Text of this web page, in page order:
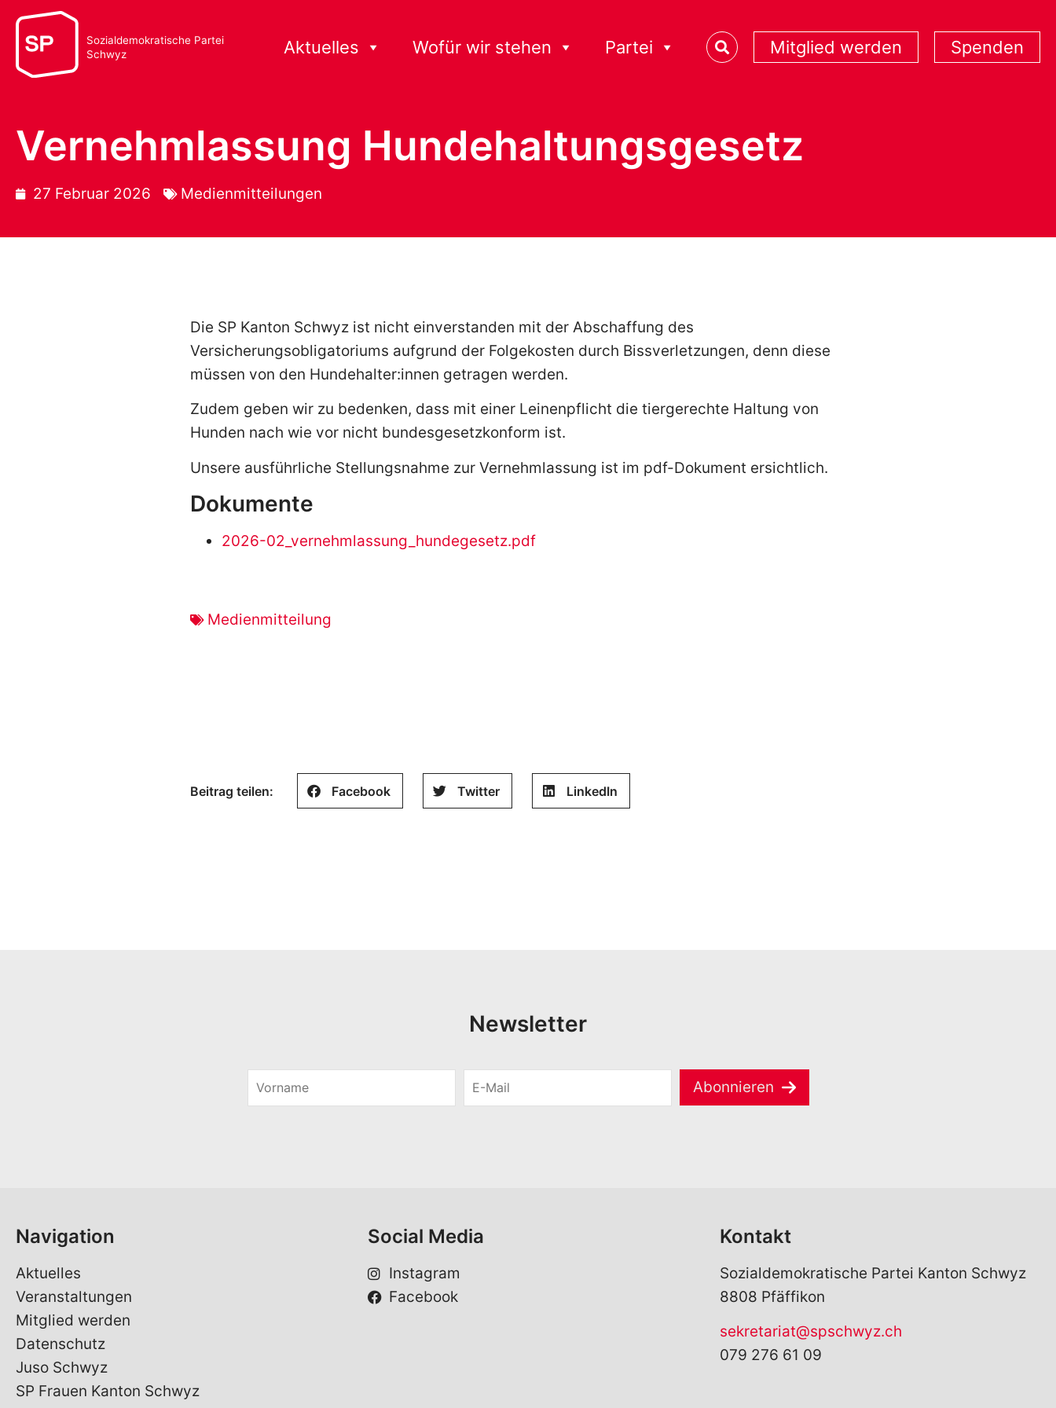
Sozialdemokratische Partei
Schwyz
Aktuelles Wofür wir stehen Partei Mitglied werden Spenden
Vernehmlassung Hundehaltungsgesetz
27 Februar 2026 Medienmitteilungen
Die SP Kanton Schwyz ist nicht einverstanden mit der Abschaffung des
Versicherungsobligatoriums aufgrund der Folgekosten durch Bissverletzungen, denn diese
müssen von den Hundehalter:innen getragen werden.
Zudem geben wir zu bedenken, dass mit einer Leinenpflicht die tiergerechte Haltung von
Hunden nach wie vor nicht bundesgesetzkonform ist.
Unsere ausführliche Stellungsnahme zur Vernehmlassung ist im pdf-Dokument ersichtlich.
Dokumente
2026-02_vernehmlassung_hundegesetz.pdf
Medienmitteilung
Beitrag teilen: Facebook Twitter LinkedIn
Newsletter
r
M
Abonnieren
Navigation
Aktuelles
Veranstaltungen
Mitglied werden
Datenschutz
Juso Schwyz
SP Frauen Kanton Schwyz
Social Media
Instagram
Facebook
Kontakt
Sozialdemokratische Partei Kanton Schwyz
8808 Pfäffikon
sekretariat@spschwyz.ch
079 276 61 09